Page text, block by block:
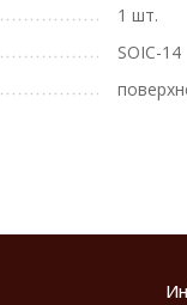
1 шт.
SOIC-14